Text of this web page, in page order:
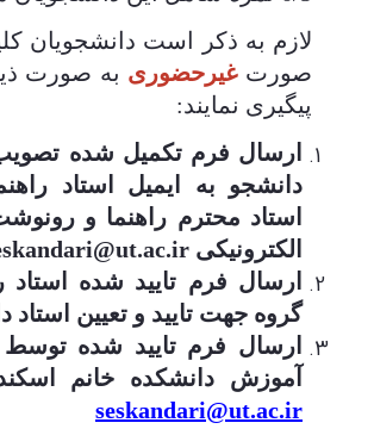
لازم به ذکر است دانشجویان
صورتغیرحضوری به صورت
پیگیری نمایند:
ارسال فرم تکمیل شده
دانشجو به ایمیل استاد
استاد محترم راهنما و
الکترونیکی
ارسال فرم تایید شده استاد
گروه جهت تایید و تعیین استاد
ارسال فرم تایید شده
آموزش دانشکده خانم
seskandari@ut.ac.ir